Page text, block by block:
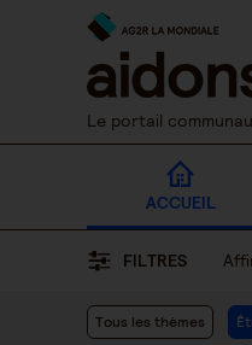
Le portail
ACCUEIL
FILTRES
Tous les thèmes